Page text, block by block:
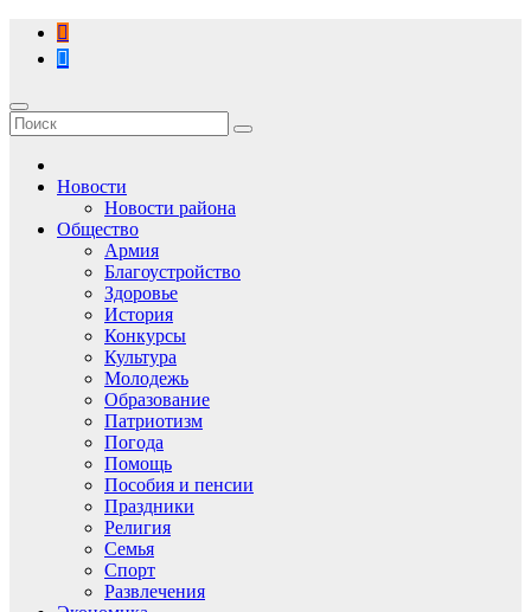
Перейти
содержимому
Новости
Новости района
Общество
Армия
Благоустройство
Здоровье
История
Конкурсы
Культура
Молодежь
Образование
Патриотизм
Погода
Помощь
Пособия и пенсии
Праздники
Религия
Семья
Спорт
Развлечения